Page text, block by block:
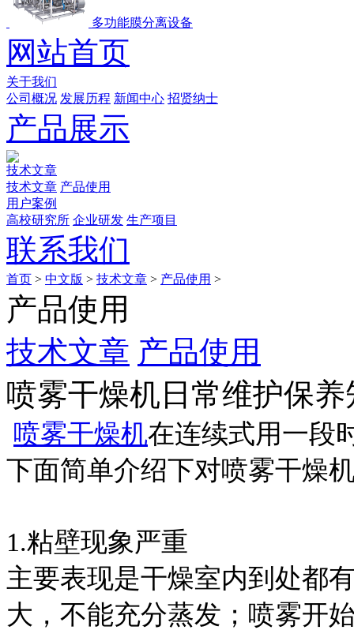
多功能膜分离设备
网站首页
关于我们
公司概况 发展历程 新闻中心 招贤纳士
产品展示
技术文章
技术文章 产品使用
用户案例
高校研究所 企业研发 生产项目
联系我们
首页 > 中文版 > 技术文章 > 产品使用 >
产品使用
技术文章 产品使用
喷雾干燥机日常维护保
喷雾干燥机在连续式用一段
下面简单介绍下对喷雾干燥
1.粘壁现象严重
主要表现是干燥室内到处都
大，不能充分蒸发；喷雾开